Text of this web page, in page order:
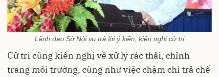
Lãnh đạo Sở Nội vụ trả lời ý kiến, kiến nghị cử tri
Cử tri cũng kiến nghị về xử lý rác thải, chỉnh
trang môi trường, cũng như việc chậm chi trả chế